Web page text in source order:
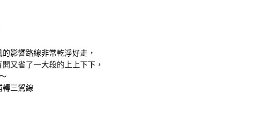
影響路線非常乾淨好走，
又省了一大段的上上下下，
轉三鶯線